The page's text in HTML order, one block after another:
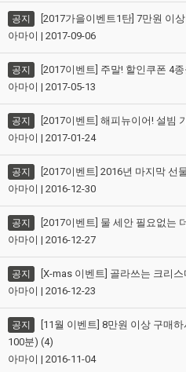
공지
[2017가을이벤트1탄] 7만원 이
아마이 | 2017-09-06
공지
[2017이벤트] 주말! 할인쿠폰 4
아마이 | 2017-05-13
공지
[2017이벤트] 해피뉴이어! 설빔
아마이 | 2017-01-24
공지
[2017이벤트] 2016년 마지막 선
아마이 | 2016-12-30
공지
[2017이벤트] 물 세안 필요없는
아마이 | 2016-12-27
공지
[X-mas 이벤트] 골라쓰는 크리
아마이 | 2016-12-23
공지
[11월 이벤트] 8만원 이상 구매
100분) (4)
아마이 | 2016-11-04